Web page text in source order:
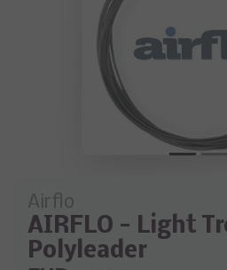
Airflo
AIRFLO - Light
Polyleader